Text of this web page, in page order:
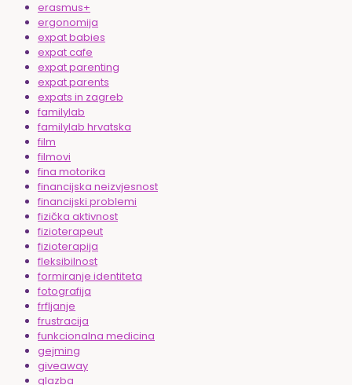
erasmus+
ergonomija
expat babies
expat cafe
expat parenting
expat parents
expats in zagreb
familylab
familylab hrvatska
film
filmovi
fina motorika
financijska neizvjesnost
financijski problemi
fizička aktivnost
fizioterapeut
fizioterapija
fleksibilnost
formiranje identiteta
fotografija
frfljanje
frustracija
funkcionalna medicina
gejming
giveaway
glazba